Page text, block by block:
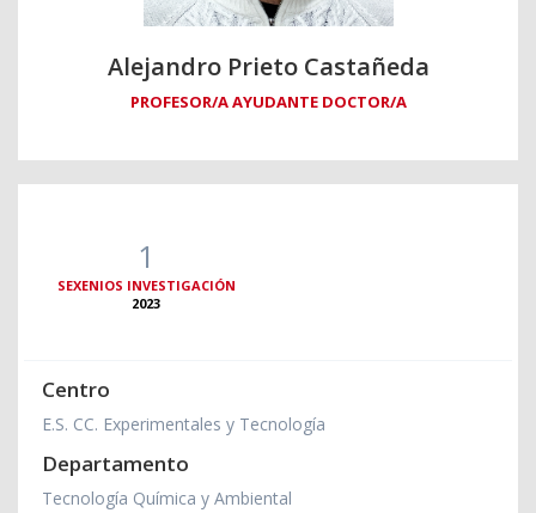
Alejandro Prieto Castañeda
PROFESOR/A AYUDANTE DOCTOR/A
1
SEXENIOS INVESTIGACIÓN
2023
Centro
E.S. CC. Experimentales y Tecnología
Departamento
Tecnología Química y Ambiental